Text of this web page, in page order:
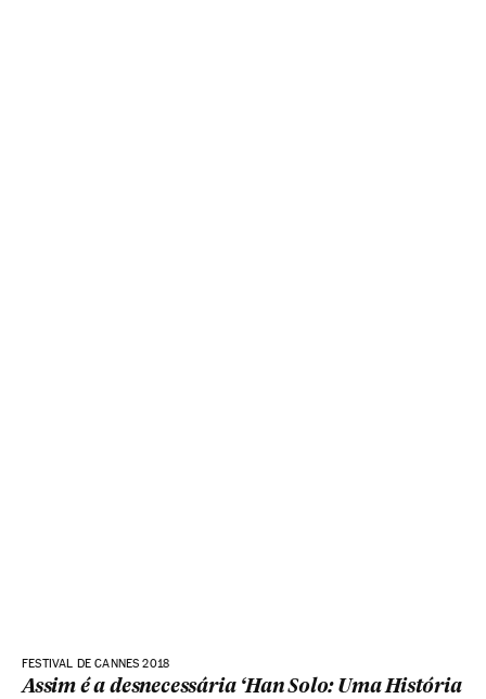
FESTIVAL DE CANNES 2018
Assim é a desnecessária ‘Han Solo: Uma História